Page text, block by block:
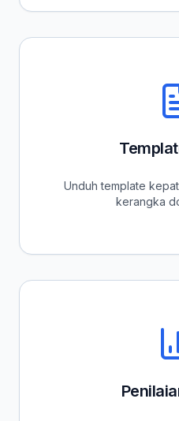
Unduh template
kerangka